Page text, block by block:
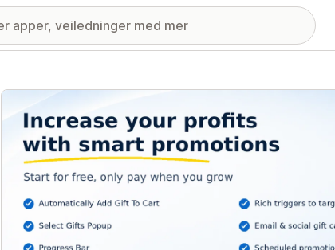
Galleri med fremhevede bilder